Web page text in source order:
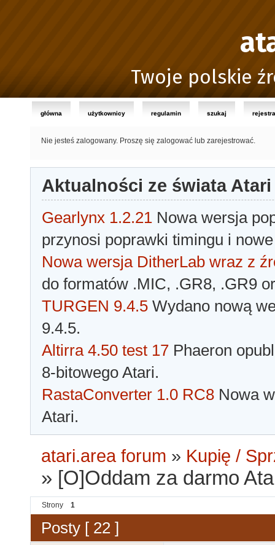
Twoje polskie
główna użytkownicy regulamin szukaj
Nie jesteś zalogowany. Proszę się zalogować lub zarejestrować.
Aktualności ze świata Atari
Gearlynx 1.2.21 Nowa wersja
przynosi poprawki timingu i
Nowa wersja DitherLab wraz z
do formatów .MIC, .GR8, .GR9
TURGEN 9.4.5 Wydano nową
9.4.5.
Altirra 4.50 test 17 Phaeron
8-bitowego Atari.
RastaConverter 1.0 RC8 Nowa
Atari.
atari.area forum » Kupię /
» [O]Oddam za darmo
Strony 1
Posty [ 22 ]